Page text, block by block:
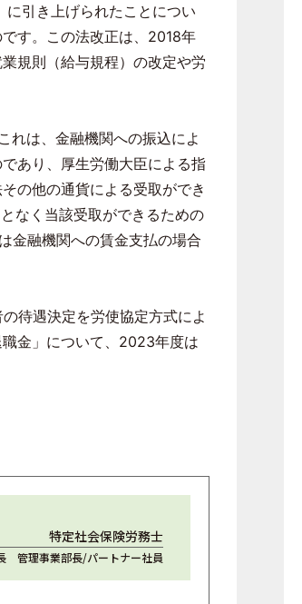
に引き上げられたことについ
す。この法改正は、 2018年
規則（給与規程）の改定や労
れは、金融機関への振込によ
あり、厚生労働大臣による指
の他の通貨による受取ができ
なく当該受取ができるための
金融機関への賃金支払の場合
待遇決定を労使協定方式によ
金」について、 2023年度は
特定社会保険労務士
管理事業部長/パートナー社員